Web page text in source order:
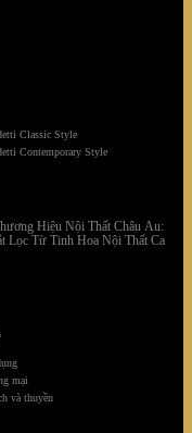
Classic Style
Contemporary Style
mại
và thuyền
Hiệu Nội Thất Châu Âu:
Từ Tinh Hoa Nội Thất Cao